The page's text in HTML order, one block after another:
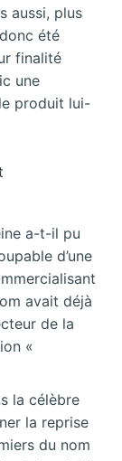
aussi, plus
été
finalité
une
produit lui-
a-t-il pu
d’une
avait déjà
de la
«
la célèbre
la reprise
du nom